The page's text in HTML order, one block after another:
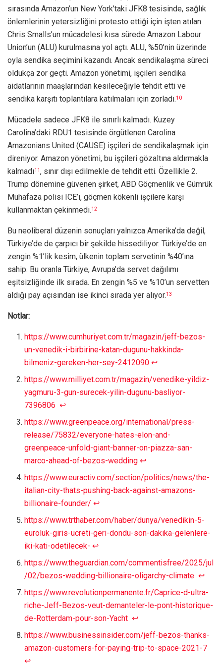
sırasında Amazon’un New York’taki JFK8 tesisinde, sağlık
önlemlerinin yetersizliğini protesto ettiği için işten atılan
Chris Smalls’un mücadelesi kısa sürede Amazon Labour
Union’un (ALU) kurulmasına yol açtı. ALU, %50’nin üzerinde
oyla sendika seçimini kazandı. Ancak sendikalaşma süreci
oldukça zor geçti. Amazon yönetimi, işçileri sendika
aidatlarının maaşlarından kesileceğiyle tehdit etti ve
sendika karşıtı toplantılara katılmaları için zorladı.10
Mücadele sadece JFK8 ile sınırlı kalmadı. Kuzey
Carolina’daki RDU1 tesisinde örgütlenen Carolina
Amazonians United (CAUSE) işçileri de sendikalaşmak için
direniyor. Amazon yönetimi, bu işçileri gözaltına aldırmakla
kalmadı11, sınır dışı edilmekle de tehdit etti. Özellikle 2.
Trump dönemine güvenen şirket, ABD Göçmenlik ve Gümrük
Muhafaza polisi ICE’ı, göçmen kökenli işçilere karşı
kullanmaktan çekinmedi.12
Bu neoliberal düzenin sonuçları yalnızca Amerika’da değil,
Türkiye’de de çarpıcı bir şekilde hissediliyor. Türkiye’de en
zengin %1’lik kesim, ülkenin toplam servetinin %40’ına
sahip. Bu oranla Türkiye, Avrupa’da servet dağılımı
eşitsizliğinde ilk sırada. En zengin %5 ve %10’un servetten
aldığı pay açısından ise ikinci sırada yer alıyor.13
Notlar:
https://www.cumhuriyet.com.tr/magazin/jeff-bezos-
un-venedik-i-birbirine-katan-dugunu-hakkinda-
bilmeniz-gereken-her-sey-2412090 ↩︎
https://www.milliyet.com.tr/magazin/venedike-yildiz-
yagmuru-3-gun-surecek-yilin-dugunu-basliyor-
7396806 ↩︎
https://www.greenpeace.org/international/press-
release/75832/everyone-hates-elon-and-
greenpeace-unfold-giant-banner-on-piazza-san-
marco-ahead-of-bezos-wedding ↩︎
https://www.euractiv.com/section/politics/news/the-
italian-city-thats-pushing-back-against-amazons-
billionaire-founder/ ↩︎
https://www.trthaber.com/haber/dunya/venedikin-5-
euroluk-giris-ucreti-geri-dondu-son-dakika-gelenlere-
iki-kati-odetilecek- ↩︎
https://www.theguardian.com/commentisfree/2025/jul
/02/bezos-wedding-billionaire-oligarchy-climate ↩︎
https://www.revolutionpermanente.fr/Caprice-d-ultra-
riche-Jeff-Bezos-veut-demanteler-le-pont-historique-
de-Rotterdam-pour-son-Yacht ↩︎
https://www.businessinsider.com/jeff-bezos-thanks-
amazon-customers-for-paying-trip-to-space-2021-7
↩︎